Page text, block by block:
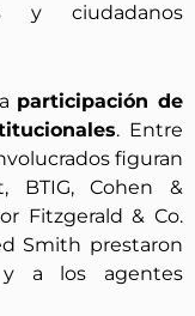
y ciudadanos
participación de
. Entre
figuran
BTIG, Cohen &
Fitzgerald & Co.
Smith prestaron
y a los agentes